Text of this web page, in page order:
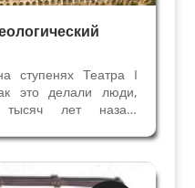
ступенях Театра I
это делали люди,
лет назад,
крупным Римским
Склон живописного
был...